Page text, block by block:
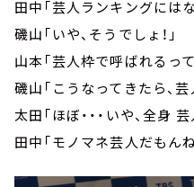
田中「芸人ランキングには
磯山「いや、そうでしょ！」
山本「芸人枠で呼ばれるっ
磯山「こうなってきたら、
太田「ほぼ・・・いや、全身 芸
田中「モノマネ芸人だもんね